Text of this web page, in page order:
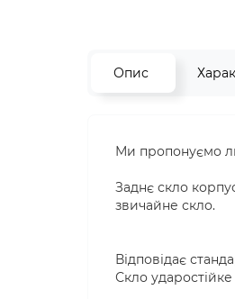
Опис
Ми пропонуємо
Заднє скло
звичайне скло.
Відповідає
Скло ударостійке